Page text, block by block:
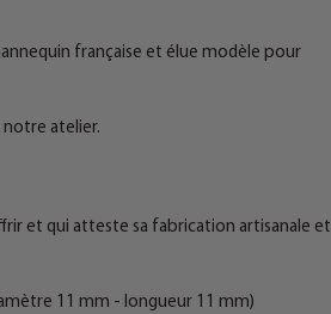
française et élue modèle pour
atelier.
et qui atteste sa fabrication artisanale et
11 mm - longueur 11 mm)